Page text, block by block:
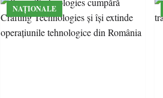
NAȚIONALE